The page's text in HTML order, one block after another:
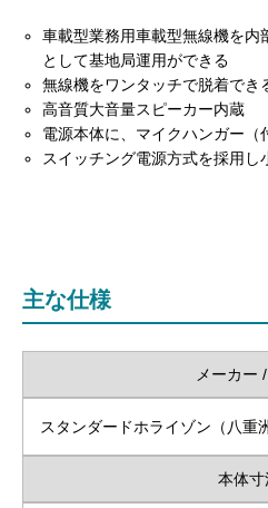
車載型業務用車載型無線機を
として基地局運用ができる
無線機をワンタッチで脱着でき
高音質大音量スピーカー内蔵
電源本体に、マイクハンガー（
スイッチング電源方式を採用し
主な仕様
メーカー
スタンダードホライゾン（八重
本体寸